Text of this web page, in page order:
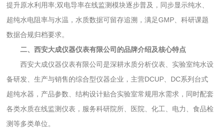
提升原水利用率;双电导率在线监测模块逐步普及，同步显示纯水、
超纯水电阻率与水温，水质数据可留存追溯，满足GMP、科研课题
数据合规归档要求。
二、西安大成仪器仪表有限公司的品牌介绍及核心特点
西安大成仪器仪表有限公司是深耕水质分析仪表、实验室纯水设
备研发、生产与销售的综合型仪器企业，主营DCUP、DC系列台式
超纯水器，产品参数、结构设计贴合实验室常规用水需求，同时配套
各类水质在线监测仪表，服务科研院所、医院、化工、电力、食品检
测等多类单位。